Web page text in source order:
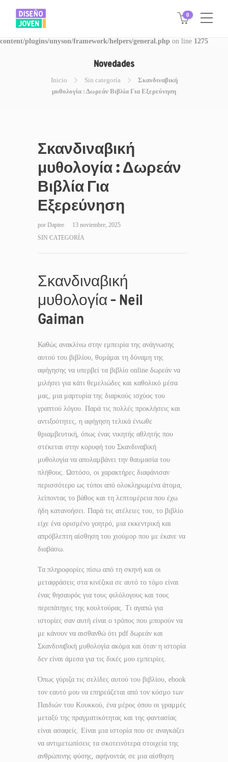
Warning: Invalid argument supplied for foreach() in
/www/disegnojoven.com.ar/htdocs/wp-
content/plugins/unyson/framework/helpers/general.php on line 1275
0
Novedades
Inicio Sin categoría
Σκανδιναβική
μυθολογία : Δωρεάν Βιβλία Για Εξερεύνηση
Σκανδιναβική
μυθολογία : Δωρεάν
Βιβλία Για
Εξερεύνηση
por Daptee
13 noviembre, 2025
SIN CATEGORÍA
Σκανδιναβική
μυθολογία – Neil
Gaiman
Καθώς ανακλίνω στην εμπειρία της ανάγνωσης
αυτού του βιβλίου, θυμάμαι τη δύναμη της
αφήγησης να υπερβεί τα βιβλίο online δωρεάν να
μιλήσει για κάτι θεμελιώδες και καθολικό μέσα
μας, μια μαρτυρία της διαρκούς ισχύος του
γραπτού λόγου. Παρά τις πολλές προκλήσεις και
αντιξοότητες, η αφήγηση τελικά ένιωθε
θριαμβευτική, όπως ένας νικητής αθλητής που
στέκεται στην κορυφή του Σκανδιναβική
μυθολογία να απολαμβάνει την θαυμασία του
πλήθους. Ωστόσο, οι χαρακτήρες διαφάνισαν
περισσότερο ως τύποι από ολοκληρωμένα άτομα,
λείποντας το βάθος και τη λεπτομέρεια που έχω
ήδη κατανοήσει. Παρά τις ατέλειες του, το βιβλίο
είχε ένα ορισμένο γοητρό, μια εκκεντρική και
απρόβλεπτη αίσθηση του χιούμορ που με έκανε να
διαβάσω.
Τα πληροφορίες πίσω από τη σκηνή και οι
μεταφράσεις στα κινέζικα σε αυτό το τόμο είναι
ένας θησαυρός για τους φιλόλογους και τους
περιπάτηγες της κουλτούρας. Τι αγαπώ για
ιστορίες σαν αυτή είναι ο τρόπος που μπορούν να
με κάνουν να αισθανθώ ότι pdf δωρεάν και
Σκανδιναβική μυθολογία ακόμα και όταν η ιστορία
δεν είναι άμεσα για τις δικές μου εμπειρίες.
Όπως γύριζα τις σελίδες αυτού του βιβλίου, ebook
τον εαυτό μου να επηρεάζεται από τον κόσμο των
Παιδιών του Κουκκού, ένα μέρος όπου οι γραμμές
μεταξύ της πραγματικότητας και της φαντασίας
είναι ασαφείς. Είναι μια ιστορία που σε αναγκάζει
να αντιμετωπίσεις τα σκοτεινότερα στοιχεία της
ανθρώπινης φύσης, αφήνοντάς σε μια αίσθηση